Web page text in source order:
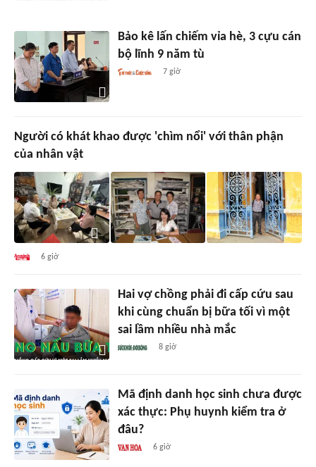
Bảo kê lấn chiếm vỉa hè, 3 cựu cán
bộ lĩnh 9 năm tù
7 giờ
Người có khát khao được 'chìm nổi' với thân phận
của nhân vật
6 giờ
Hai vợ chồng phải đi cấp cứu sau
khi cùng chuẩn bị bữa tối vì một
sai lầm nhiều nhà mắc
8 giờ
Mã định danh học sinh chưa được
xác thực: Phụ huynh kiểm tra ở
đâu?
6 giờ